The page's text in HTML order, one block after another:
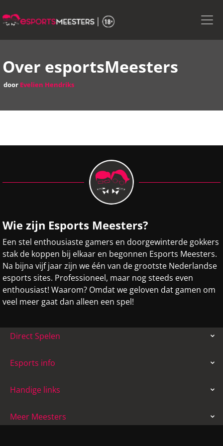
to
Over esportsMeesters
door Evelien Hendriks
Wie zijn Esports Meesters?
Een stel enthousiaste gamers en doorgewinterde gokkers
stak de koppen bij elkaar en begonnen Esports Meesters.
Na bijna vijf jaar zijn we één van de grootste Nederlandse
esports sites. Professioneel, maar nog steeds even
enthousiast! Waarom? Omdat we geloven dat gamen om
veel meer gaat dan alleen een spel!
Direct Spelen
Esports info
Handige links
Meer Meesters